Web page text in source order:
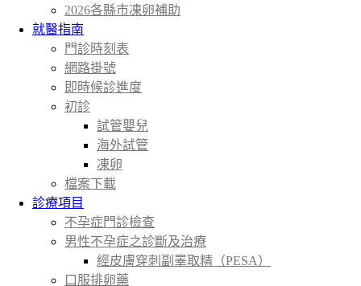
2026各縣市凍卵補助
就醫指南
門診時刻表
網路掛號
即時候診進度
初診
試管嬰兒
海外試管
凍卵
檔案下載
診療項目
不孕症門診檢查
男性不孕症之診斷及治療
經皮膚穿刺副睪取精（PESA）
口服排卵藥